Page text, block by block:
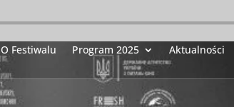
O Festiwalu Program 2025 Aktualności